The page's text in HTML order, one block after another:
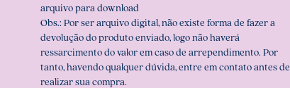
arquivo para download
Obs.: Por ser arquivo digital, não existe forma de fazer a
devolução do produto enviado, logo não haverá
ressarcimento do valor em caso de arrependimento. Por
tanto, havendo qualquer dúvida, entre em contato antes de
realizar sua compra.